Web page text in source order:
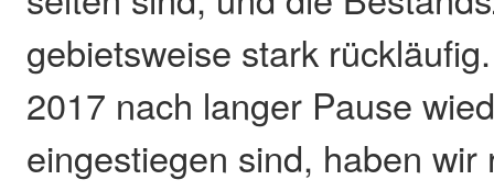
gebietsweise stark
2017 nach langer Pause
eingestiegen sind, haben wir